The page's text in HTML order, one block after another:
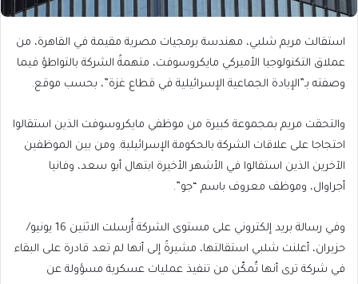
استقالت مريم شلبي، مهندسة برمجيات مصرية مقيمة في القاهرة، من
عملاق التكنولوجيا الأميركي مايكروسوفت، متهمةً الشركة بالتواطؤ فيما
وصفته بـ”الإبادة الجماعية الإسرائيلية في قطاع غزة”، بحسب موقع.
والتحقت مريم بمجموعة كبيرة من موظفي مايكروسوفت الذين استقالوا
احتجاجا على علاقات الشركة بالحكومة الإسرائيلية. ومن بين الموظفين
الآخرين الذين استقالوا في الأشهر الأخيرة ابتهال أبو سعد، وفانيا
أجراوال، وموظف معروف باسم “جو”.
وفي رسالة بريد إلكتروني على مستوى الشركة أُرسلت الاثنين 16 يونيو/
حزيران، أعلنت شلبي استقالتها، مشيرةً إلى أنها لم تعد قادرة على البقاء
في شركة ترى أنها تُمكّن من تنفيذ عمليات عسكرية مسؤولة عن